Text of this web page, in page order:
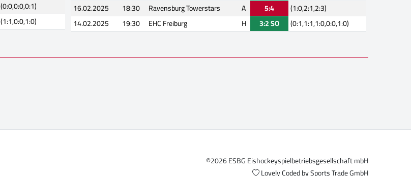
(0:0,0:0,0:1)
(1:1,0:0,1:0)
16.02.2025
18:30 Ravensburg Towerstars A 5:4
(1:0,2:1,2:3)
14.02.2025
19:30 EHC Freiburg H 3:2 SO (0:1,1:1,1:0,0:0,1:0)
©2026 ESBG Eishockeyspielbetriebsgesellschaft mbH
Lovely Coded bySports Trade GmbH